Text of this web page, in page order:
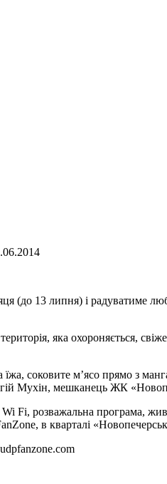
(до 13 липня) і радуватиме
яка охороняється,
соковите м’ясо прямо з
Мухін, мешканець ЖК
Fi, розважальна програма,
в кварталі